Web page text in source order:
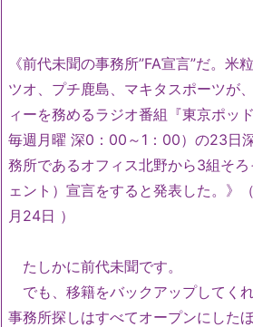
《前代未聞の事務所”FA宣言”だ。米
ツオ、プチ鹿島、マキタスポーツが
ィーを務めるラジオ番組『東京ポッ
毎週月曜 深0：00～1：00）の23日
務所であるオフィス北野から3組そ
ェント）宣言をすると発表した。》
月24日 ）
たしかに前代未聞です。
でも、移籍をバックアップしてく
事務所探しはすべてオープンにした